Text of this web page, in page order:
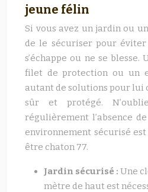
jeune félin
Si vous avez un jardin ou
de le sécuriser pour
s’échappe ou ne se
filet de protection ou un
autant de solutions pour lui
sûr et protégé.
régulièrement l’absence
environnement sécurisé
être chaton 77.
Jardin sécurisé : Une
mètre de haut est